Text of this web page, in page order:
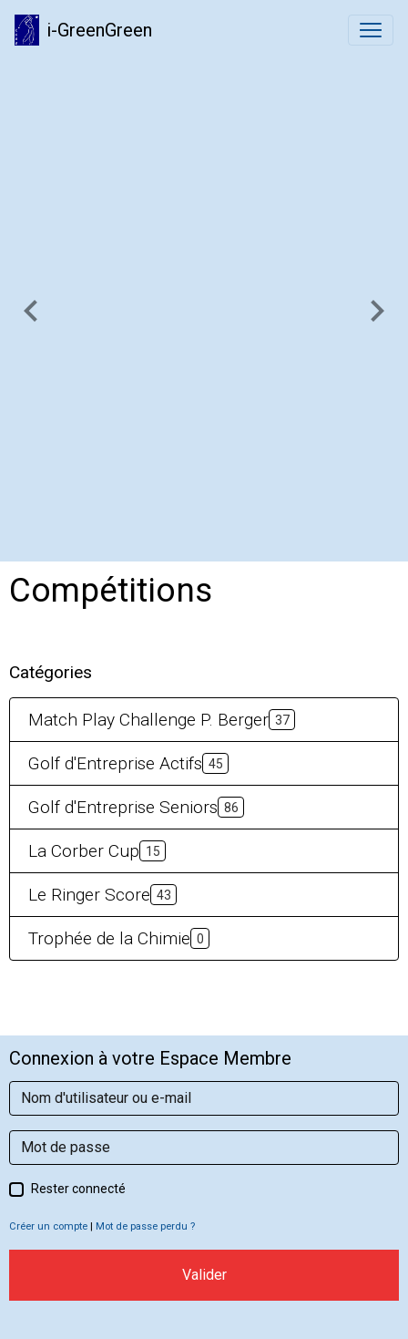
i-GreenGreen
Compétitions
Catégories
Match Play Challenge P. Berger 37
Golf d'Entreprise Actifs 45
Golf d'Entreprise Seniors 86
La Corber Cup 15
Le Ringer Score 43
Trophée de la Chimie 0
Connexion à votre Espace Membre
Rester connecté
Créer un compte | Mot de passe perdu ?
Valider